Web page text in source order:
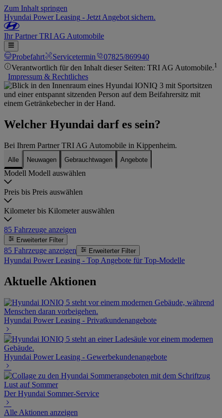
Zum Inhalt springen
Hyundai Power Leasing - Jetzt Angebot sichern.
IhrPartnerTRI AG Automobile
Probefahrt Servicetermin
07825/869940
Verantwortlich für den Inhalt dieser Seiten: TRI AG Automobile.1
Impressum & Rechtliches
Welcher Hyundai darf es sein?
Bei Ihrem Partner TRI AG Automobile in Kippenheim.
Alle Neuwagen Gebrauchtwagen Angebote
Modell Modell auswählen
Preis bis Preis auswählen
Kilometer bis Kilometer auswählen
85 Fahrzeuge anzeigen
Erweiterter Filter
85 Fahrzeuge anzeigen Erweiterter Filter
Hyundai Power Leasing - Top Angebote für Top-Modelle
Aktuelle Aktionen
Hyundai Power Leasing - Privatkundenangebote
Hyundai Power Leasing - Gewerbekundenangebote
Der Hyundai Sommer-Service
Alle Aktionen anzeigen